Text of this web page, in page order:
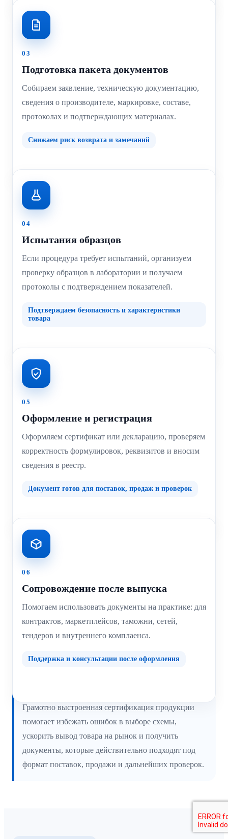
03
Подготовка пакета документов
Собираем заявление, техническую документацию,
сведения о производителе, маркировке, составе,
протоколах и подтверждающих материалах.
Снижаем риск возврата и замечаний
04
Испытания образцов
Если процедура требует испытаний, организуем
проверку образцов в лаборатории и получаем
протоколы с подтверждением показателей.
Подтверждаем безопасность и характеристики
товара
05
Оформление и регистрация
Оформляем сертификат или декларацию, проверяем
корректность формулировок, реквизитов и вносим
сведения в реестр.
Документ готов для поставок, продаж и проверок
06
Сопровождение после выпуска
Помогаем использовать документы на практике: для
контрактов, маркетплейсов, таможни, сетей,
тендеров и внутреннего комплаенса.
Поддержка и консультации после оформления
Грамотно выстроенная сертификация продукции
помогает избежать ошибок в выборе схемы,
ускорить вывод товара на рынок и получить
документы, которые действительно подходят под
формат поставок, продажи и дальнейших проверок.